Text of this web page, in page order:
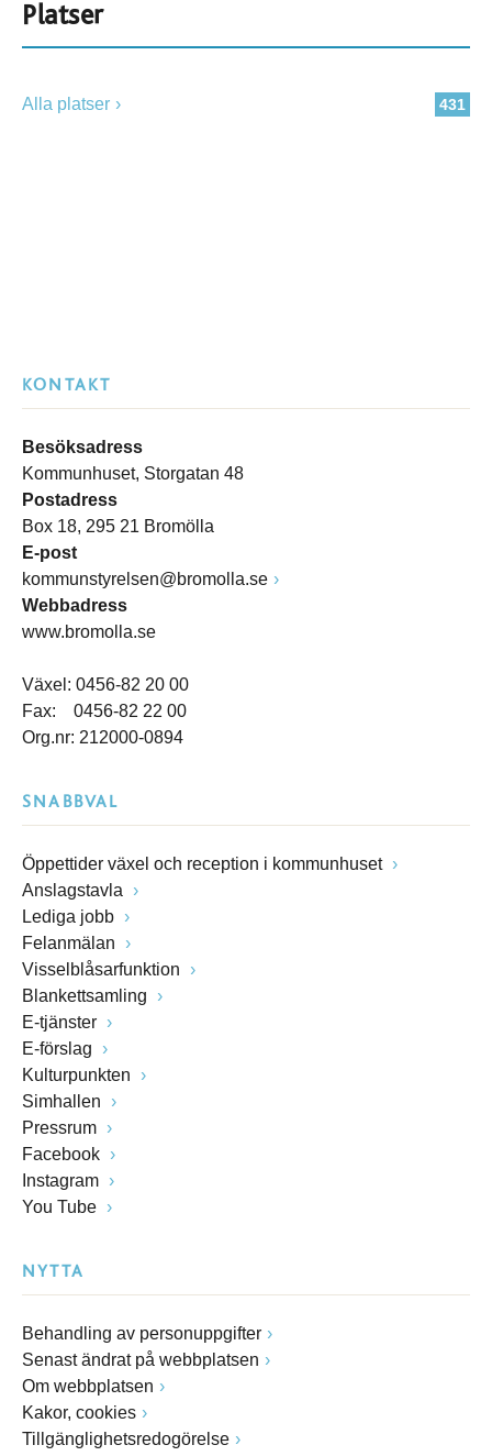
Platser
431
Alla platser
KONTAKT
Besöksadress
Kommunhuset, Storgatan 48
Postadress
Box 18, 295 21 Bromölla
E-post
kommunstyrelsen@bromolla.se
Webbadress
www.bromolla.se
Växel: 0456-82 20 00
Fax: 0456-82 22 00
Org.nr: 212000-0894
SNABBVAL
Öppettider växel och reception i kommunhuset
Anslagstavla
Lediga jobb
Felanmälan
Visselblåsarfunktion
Blankettsamling
E-tjänster
E-förslag
Kulturpunkten
Simhallen
Pressrum
Facebook
Instagram
You Tube
NYTTA
Behandling av personuppgifter
Senast ändrat på webbplatsen
Om webbplatsen
Kakor, cookies
Tillgänglighetsredogörelse